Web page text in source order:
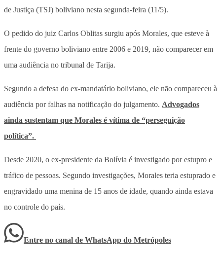
de Justiça (TSJ) boliviano nesta segunda-feira (11/5).
O pedido do juiz Carlos Oblitas surgiu após Morales, que esteve à
frente do governo boliviano entre 2006 e 2019, não comparecer em
uma audiência no tribunal de Tarija.
Segundo a defesa do ex-mandatário boliviano, ele não compareceu à
audiência por falhas na notificação do julgamento. Advogados
ainda sustentam que Morales é vítima de “perseguição
política”.
Desde 2020, o ex-presidente da Bolívia é investigado por estupro e
tráfico de pessoas. Segundo investigações, Morales teria estuprado e
engravidado uma menina de 15 anos de idade, quando ainda estava
no controle do país.
Entre no canal de WhatsApp do Metrópoles